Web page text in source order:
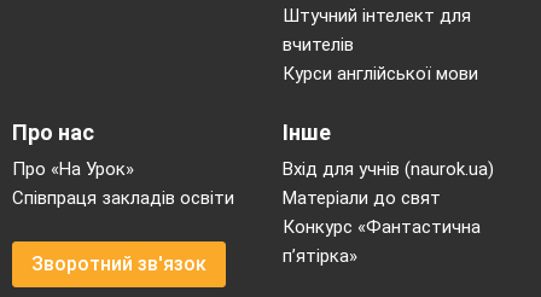
Штучний інтелект для
вчителів
Курси англійської мови
Про нас
Про «На Урок»
Співпраця закладів освіти
Зворотний зв'язок
Інше
Вхід для учнів (naurok.ua)
Матеріали до свят
Конкурс «Фантастична
п’ятірка»